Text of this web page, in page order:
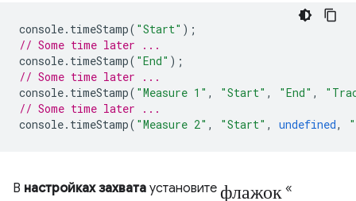
console. timeStamp( "Start" );
// Some time later ...
console. timeStamp( "End" );
// Some time later ...
console. timeStamp( "Measure 1" , "Start" , "End" ,
// Some time later ...
console. timeStamp( "Measure 2" , "Start" , undefined,
В настройках захвата установите флажок «